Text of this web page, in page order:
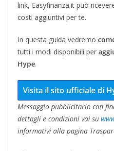
link, Easyfinanza.it può
costi aggiuntivi per te.
In questa guida vedremo
tutti i modi disponibili per
Hype.
Visita il sito ufficiale di
Messaggio pubblicitario con
dettagli e condizioni vai su
informativi alla pagina